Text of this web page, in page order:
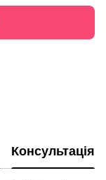
Консультація